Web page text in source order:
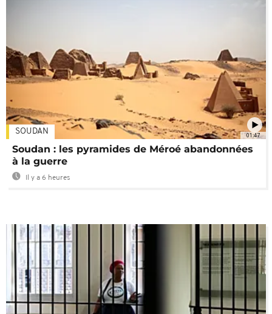
01:47
SOUDAN
Soudan : les pyramides de Méroé abandonnées
à la guerre
Il y a 6 heures